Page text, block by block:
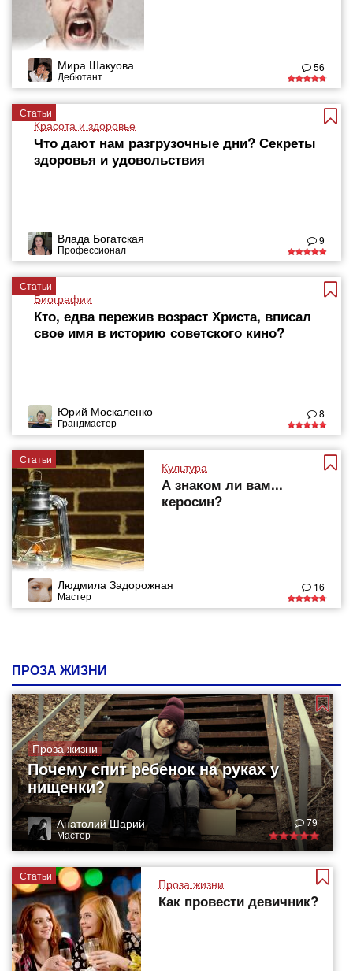
Мира Шакуова
Дебютант
56
Статьи
Красота и здоровье
Что дают нам разгрузочные дни? Секреты
здоровья и удовольствия
Влада Богатская
Профессионал
9
Статьи
Биографии
Кто, едва пережив возраст Христа, вписал
свое имя в историю советского кино?
Юрий Москаленко
Грандмастер
8
Статьи
Культура
А знаком ли вам...
керосин?
Людмила Задорожная
Мастер
16
ПРОЗА ЖИЗНИ
Проза жизни
Почему спит ребенок на руках у
нищенки?
Анатолий Шарий
Мастер
79
Статьи
Проза жизни
Как провести девичник?